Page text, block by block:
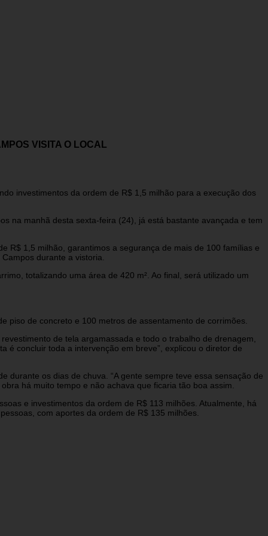
VISITA O LOCAL
investimentos da ordem de R$ 1,5 milhão para a execução dos
na manhã desta sexta-feira (24), já está bastante avançada e tem
R$ 1,5 milhão, garantimos a segurança de mais de 100 famílias e
durante a vistoria.
totalizando uma área de 420 m². Ao final, será utilizado um
piso de concreto e 100 metros de assentamento de corrimões.
de tela argamassada e todo o trabalho de drenagem,
é concluir toda a intervenção em breve”, explicou o diretor de
durante os dias de chuva. “A gente sempre teve essa sensação de
há muito tempo e não achava que ficaria tão boa assim.
e investimentos da ordem de R$ 113 milhões. Atualmente, há
com aportes da ordem de R$ 135 milhões.